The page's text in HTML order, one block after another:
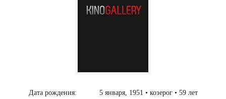
Дата рождения: 5 января, 1951 • козерог • 59 лет